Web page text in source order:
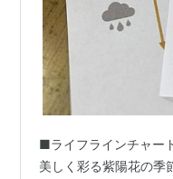
■ライフラインチャー
美しく彩る紫陽花の季